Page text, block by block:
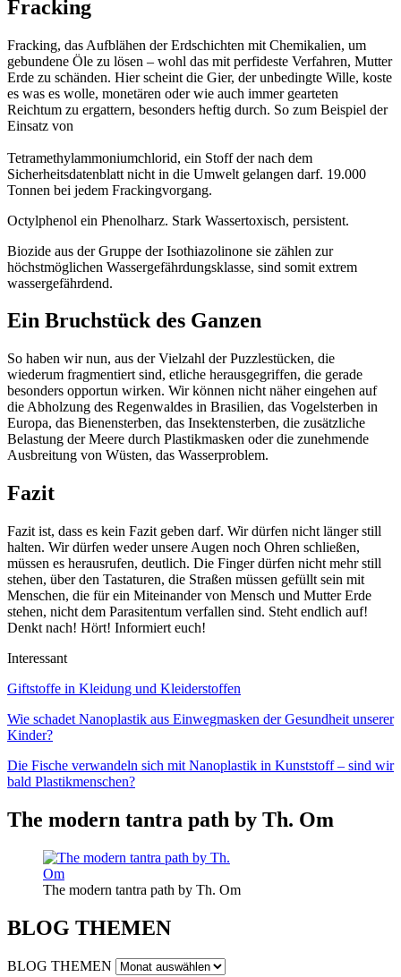
Fracking
Fracking, das Aufblähen der Erdschichten mit Chemikalien, um
gebundene Öle zu lösen – wohl das mit perfideste Verfahren, Mutter
Erde zu schänden. Hier scheint die Gier, der unbedingte Wille, koste
es was es wolle, monetären oder wie auch immer gearteten
Reichtum zu ergattern, besonders heftig durch. So zum Beispiel der
Einsatz von
Tetramethylammoniumchlorid, ein Stoff der nach dem
Sicherheitsdatenblatt nicht in die Umwelt gelangen darf. 19.000
Tonnen bei jedem Frackingvorgang.
Octylphenol ein Phenolharz. Stark Wassertoxisch, persistent.
Biozide aus der Gruppe der Isothiazolinone sie zählen zur
höchstmöglichen Wassergefährdungsklasse, sind somit extrem
wassergefährdend.
Ein Bruchstück des Ganzen
So haben wir nun, aus der Vielzahl der Puzzlestücken, die
wiederum fragmentiert sind, etliche herausgegriffen, die gerade
besonders opportun wirken. Wir können nicht näher eingehen auf
die Abholzung des Regenwaldes in Brasilien, das Vogelsterben in
Europa, das Bienensterben, das Insektensterben, die zusätzliche
Belastung der Meere durch Plastikmasken oder die zunehmende
Ausbreitung von Wüsten, das Wasserproblem.
Fazit
Fazit ist, dass es kein Fazit geben darf. Wir dürfen nicht länger still
halten. Wir dürfen weder unsere Augen noch Ohren schließen,
müssen es herausrufen, deutlich. Die Finger dürfen nicht mehr still
stehen, über den Tastaturen, die Straßen müssen gefüllt sein mit
Menschen, die für ein Miteinander von Mensch und Mutter Erde
stehen, nicht dem Parasitentum verfallen sind. Steht endlich auf!
Denkt nach! Hört! Informiert euch!
Interessant
Giftstoffe in Kleidung und Kleiderstoffen
Wie schadet Nanoplastik aus Einwegmasken der Gesundheit unserer
Kinder?
Die Fische verwandeln sich mit Nanoplastik in Kunststoff – sind wir
bald Plastikmenschen?
The modern tantra path by Th. Om
The modern tantra path by Th. Om
BLOG THEMEN
BLOG THEMEN